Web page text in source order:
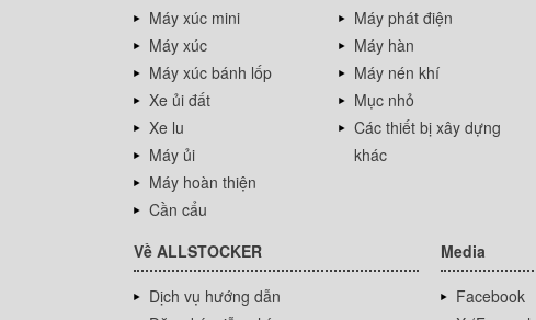
Máy xúc mini
Máy xúc
Máy xúc bánh lốp
Xe ủi đất
Xe lu
Máy ủi
Máy hoàn thiện
Cần cẩu
Máy phát điện
Máy hàn
Máy nén khí
Mục nhỏ
Các thiết bị xây dựng
khác
Về ALLSTOCKER
Dịch vụ hướng dẫn
Media
Facebook